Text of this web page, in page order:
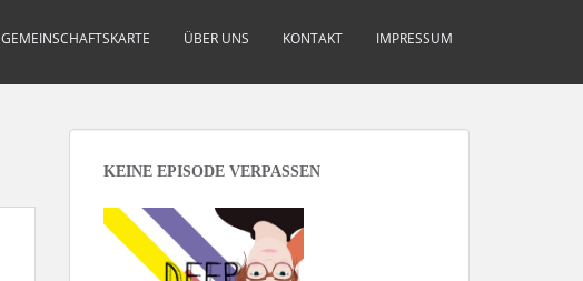
GEMEINSCHAFTSKARTE ÜBER UNS KONTAKT IMPRESSUM
KEINE EPISODE VERPASSEN